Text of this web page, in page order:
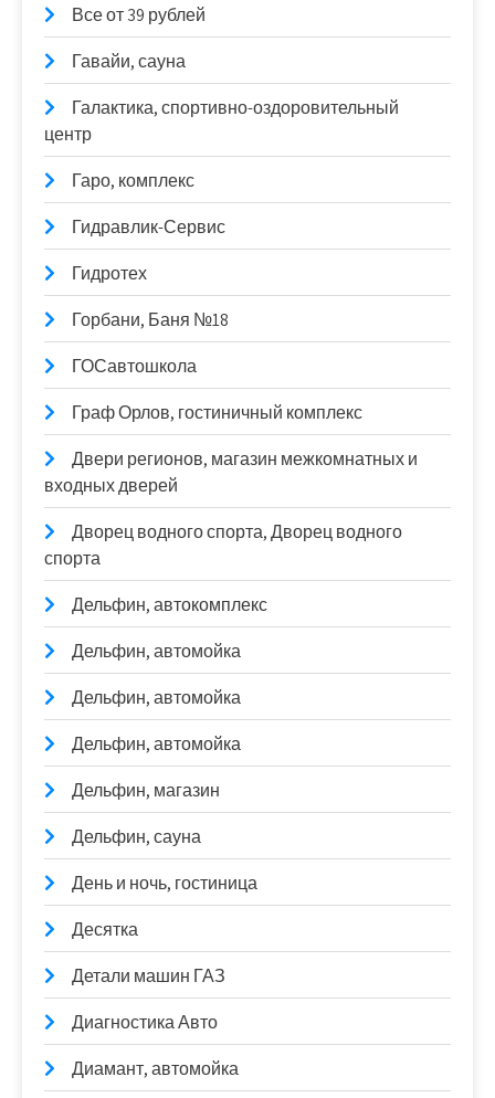
Все от 39 рублей
Гавайи, сауна
Галактика, спортивно-оздоровительный
центр
Гаро, комплекс
Гидравлик-Сервис
Гидротех
Горбани, Баня №18
ГОСавтошкола
Граф Орлов, гостиничный комплекс
Двери регионов, магазин межкомнатных и
входных дверей
Дворец водного спорта, Дворец водного
спорта
Дельфин, автокомплекс
Дельфин, автомойка
Дельфин, автомойка
Дельфин, автомойка
Дельфин, магазин
Дельфин, сауна
День и ночь, гостиница
Десятка
Детали машин ГАЗ
Диагностика Авто
Диамант, автомойка